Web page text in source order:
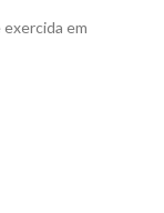
em